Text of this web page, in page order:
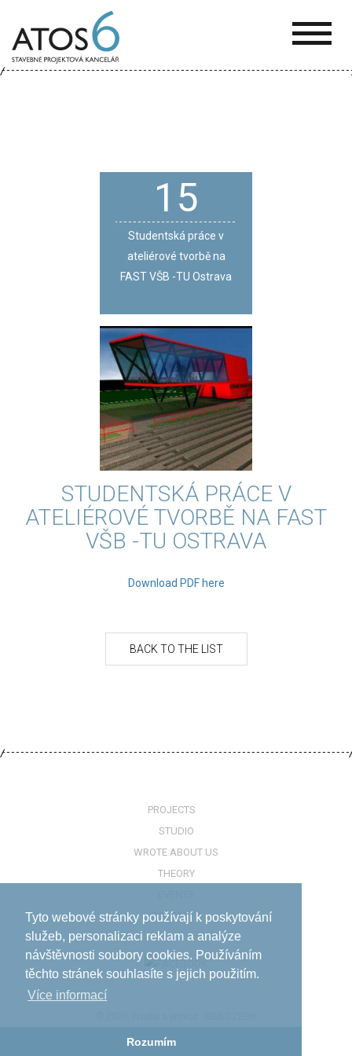
Tyto webové stránky používají k poskytování
služeb, personalizaci reklam a analýze
návštěvnosti soubory cookies. Používáním
těchto stránek souhlasíte s jejich použitím.
Více informací­
Rozumím
6
15
Studentská práce v
ateliérové tvorbě na
FAST VŠB -TU Ostrava
STUDENTSKÁ PRÁCE V
ATELIÉROVÉ TVORBĚ NA FAST
VŠB -TU OSTRAVA
Download PDF here
PROJECTS
STUDIO
WROTE ABOUT US
THEORY
CONTACTS